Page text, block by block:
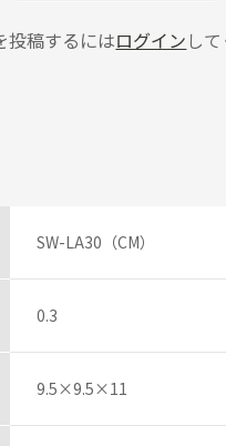
投稿するにはログイン し
SW-LA30（CM）
0.3
9.5×9.5×11